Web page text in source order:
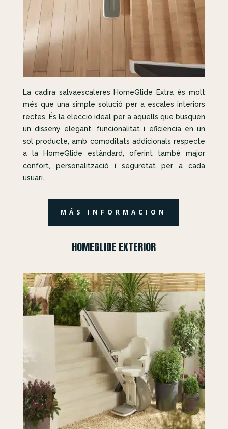
La cadira salvaescaleres HomeGlide Extra és molt
més que una simple solució per a escales interiors
rectes. És la elecció ideal per a aquells que busquen
un disseny elegant, funcionalitat i eficiència en un
sol producte, amb comoditats addicionals respecte
a la HomeGlide estàndard, oferint també major
confort, personalització i seguretat per a cada
usuari.
MÁS INFORMACION
HOMEGLIDE EXTERIOR